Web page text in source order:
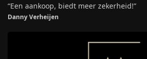
“Een aankoop, biedt meer zekerheid!”
Danny Verheijen